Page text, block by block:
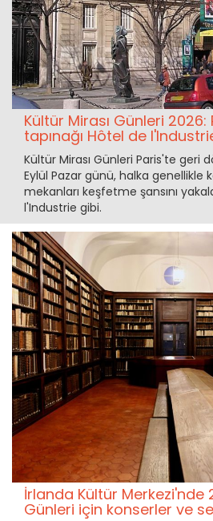
Kültür Mirası Günleri
tapınağı Hôtel de
Kültür Mirası Günleri Paris'te geri
Eylül Pazar günü, halka genellikle
mekanları keşfetme şansını
l'Industrie gibi.
İrlanda Kültür Merkezi'nde
Günleri için konserler ve